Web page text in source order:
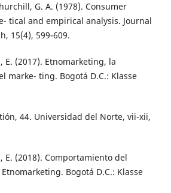
G. A. (1978). Consumer
tical and empirical analysis. Journal
15(4), 599-609.
E. (2017). Etnomarketing, la
marke- ting. Bogotá D.C.: Klasse
44. Universidad del Norte, vii-xii,
E. (2018). Comportamiento del
Bogotá D.C.: Klasse